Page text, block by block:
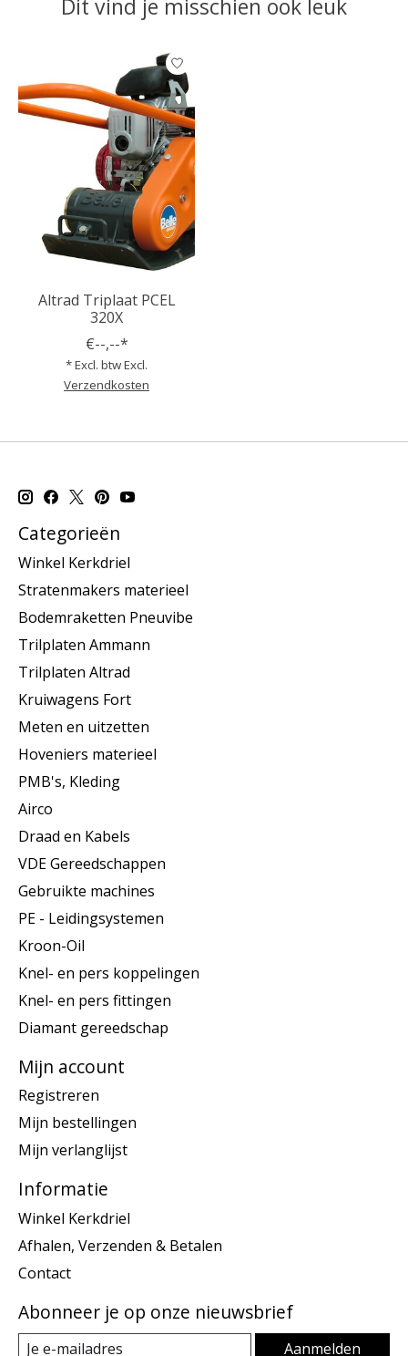
Dit vind je misschien ook leuk
Items van productcarrousel
Altrad Triplaat PCEL
320X
€--,--*
* Excl. btw Excl.
Verzendkosten
Categorieën
Winkel Kerkdriel
Stratenmakers materieel
Bodemraketten Pneuvibe
Trilplaten Ammann
Trilplaten Altrad
Kruiwagens Fort
Meten en uitzetten
Hoveniers materieel
PMB's, Kleding
Airco
Draad en Kabels
VDE Gereedschappen
Gebruikte machines
PE - Leidingsystemen
Kroon-Oil
Knel- en pers koppelingen
Knel- en pers fittingen
Diamant gereedschap
Mijn account
Registreren
Mijn bestellingen
Mijn verlanglijst
Informatie
Winkel Kerkdriel
Afhalen, Verzenden & Betalen
Contact
Abonneer je op onze nieuwsbrief
Aanmelden